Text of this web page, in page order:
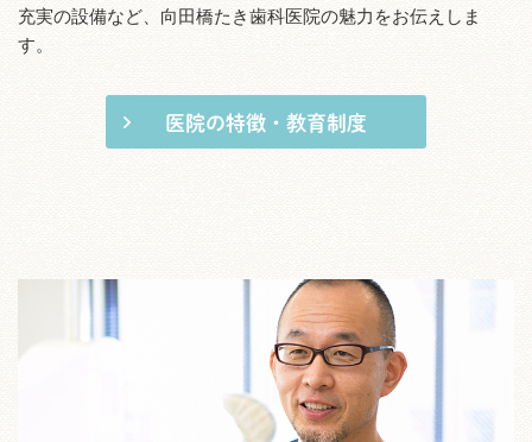
充実の設備など、向田橋たき歯科医院の魅力をお伝えしま
す。
医院の特徴・教育制度